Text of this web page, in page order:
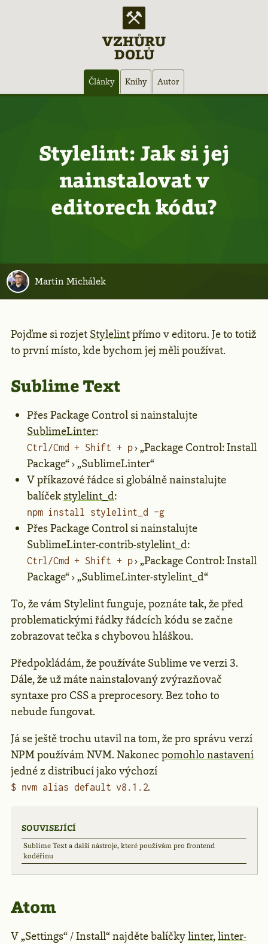
VZHŮRU
DOLŮ
Články Knihy Autor
Stylelint: Jak si jej
nainstalovat v
editorech kódu?
Martin Michálek
Pojďme si rozjet Stylelintpřímo v editoru. Je to totiž
to první místo, kde bychom jej měli používat.
Sublime Text
Přes Package Control si nainstalujte
SublimeLinter:
Ctrl/Cmd + Shift + p› „Package Control: Install
Package“ › „SublimeLinter“
V příkazové řádce si globálně nainstalujte
balíček stylelint_d:
npm install stylelint_d -g
Přes Package Control si nainstalujte
SublimeLinter-contrib-stylelint_d:
Ctrl/Cmd + Shift + p› „Package Control: Install
Package“ › „SublimeLinter-stylelint_d“
To, že vám Stylelint funguje, poznáte tak, že před
problematickými řádky řádcích kódu se začne
zobrazovat tečka s chybovou hláškou.
Předpokládám, že používáte Sublime ve verzi 3.
Dále, že už máte nainstalovaný zvýrazňovač
syntaxe pro CSS a preprocesory. Bez toho to
nebude fungovat.
Já se ještě trochu utavil na tom, že pro správu verzí
NPM používám NVM. Nakonec pomohlo nastavení
jedné z distribucí jako výchozí
$ nvm alias default v8.1.2.
SOUVISEJÍCÍ
Sublime Text a další nástroje, které používám pro frontend
kodéřinu
Atom
V „Settings“ / Install“ najděte balíčkylinter,linter-